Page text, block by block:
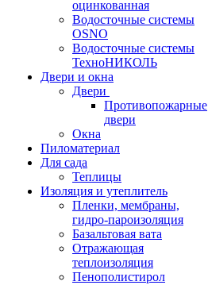
оцинкованная
Водосточные системы
OSNO
Водосточные системы
ТехноНИКОЛЬ
Двери и окна
Двери
Противопожарные
двери
Окна
Пиломатериал
Для сада
Теплицы
Изоляция и утеплитель
Пленки, мембраны,
гидро-пароизоляция
Базальтовая вата
Отражающая
теплоизоляция
Пенополистирол